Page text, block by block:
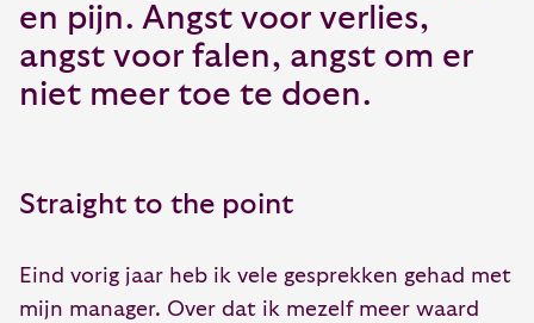
en pijn. Angst voor verlies,
angst voor falen, angst om er
niet meer toe te doen.
Straight to the point
Eind vorig jaar heb ik vele gesprekken gehad met
mijn manager. Over dat ik mezelf meer waard